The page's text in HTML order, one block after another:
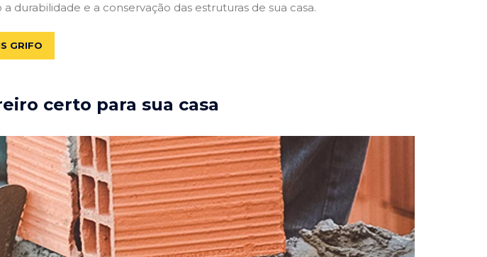
e a conservação das estruturas de sua casa.
GRIFO
certo para sua casa